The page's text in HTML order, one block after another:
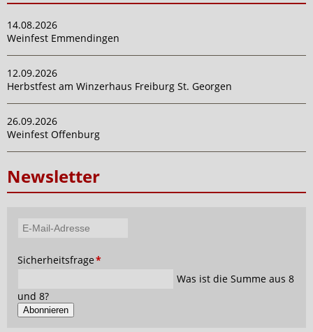
14.08.2026
Weinfest Emmendingen
12.09.2026
Herbstfest am Winzerhaus Freiburg St. Georgen
26.09.2026
Weinfest Offenburg
Newsletter
Adresse
Pflichtfeld
Sicherheitsfrage*
Was ist die Summe aus 8
und 8?
Abonnieren